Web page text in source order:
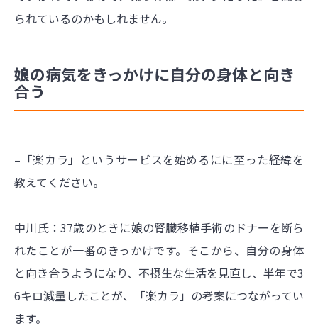
られているのかもしれません。
娘の病気をきっかけに自分の身体と向き
合う
–「楽カラ」というサービスを始めるにに至った経緯を
教えてください。
中川氏：37歳のときに娘の腎臓移植手術のドナーを断ら
れたことが一番のきっかけです。そこから、自分の身体
と向き合うようになり、不摂生な生活を見直し、半年で3
6キロ減量したことが、「楽カラ」の考案につながってい
ます。